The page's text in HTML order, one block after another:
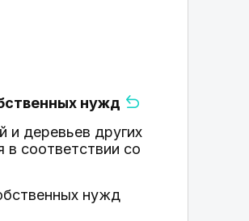
нужд
и деревьев других
соответствии со
нужд